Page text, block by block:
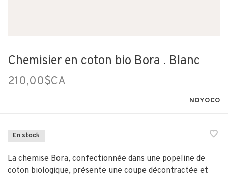
Chemisier en coton bio Bora . Blanc
210,00$CA
NOYOCO
En stock
La chemise Bora, confectionnée dans une popeline de
coton biologique, présente une coupe décontractée et